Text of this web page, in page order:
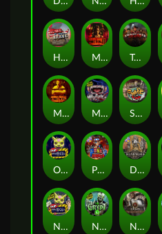
Home of the Brave Mental 2 Tombstone Slaughter
Mental Munchies Skate or Die
Outsourced Punk Rocker 2 Deadwood R.I.P
Nexus Outsourced Nexus The Crypt Nexus Tombstone RIP